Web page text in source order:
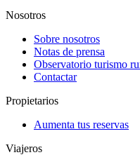
Nosotros
Sobre nosotros
Notas de prensa
Observatorio turismo
Contactar
Propietarios
Aumenta tus reservas
Viajeros